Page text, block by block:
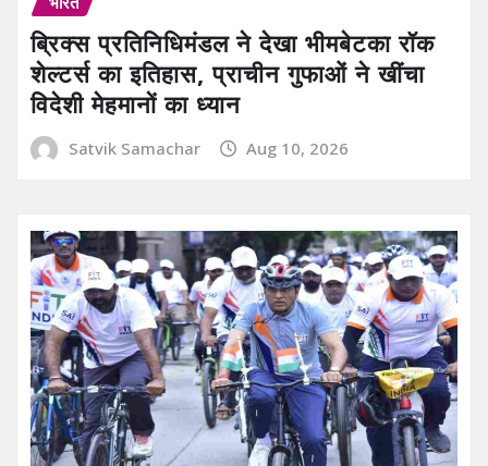
ब्रिक्स प्रतिनिधिमंडल ने देखा भीमबेटका रॉक
शेल्टर्स का इतिहास, प्राचीन गुफाओं ने खींचा
विदेशी मेहमानों का ध्यान
Satvik Samachar Aug 10, 2026